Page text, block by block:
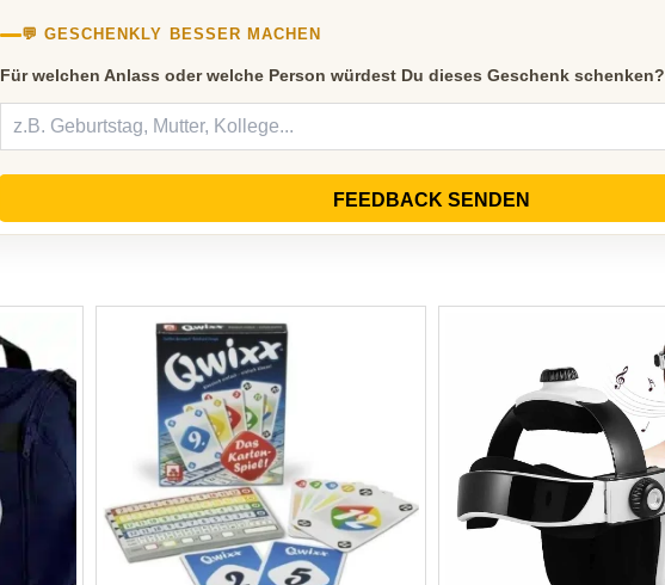
💬 GESCHENKLY BESSER MACHEN
Für welchen Anlass oder welche Person würdest Du dieses Geschenk schenken?
FEEDBACK SENDEN